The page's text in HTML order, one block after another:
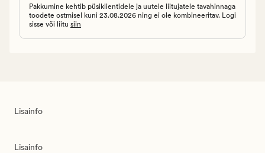
Pakkumine kehtib püsiklientidele ja uutele liitujatele tavahinnaga
toodete ostmisel kuni 23.08.2026 ning ei ole kombineeritav. Logi
sisse või liitu siin
Lisainfo
Lisainfo